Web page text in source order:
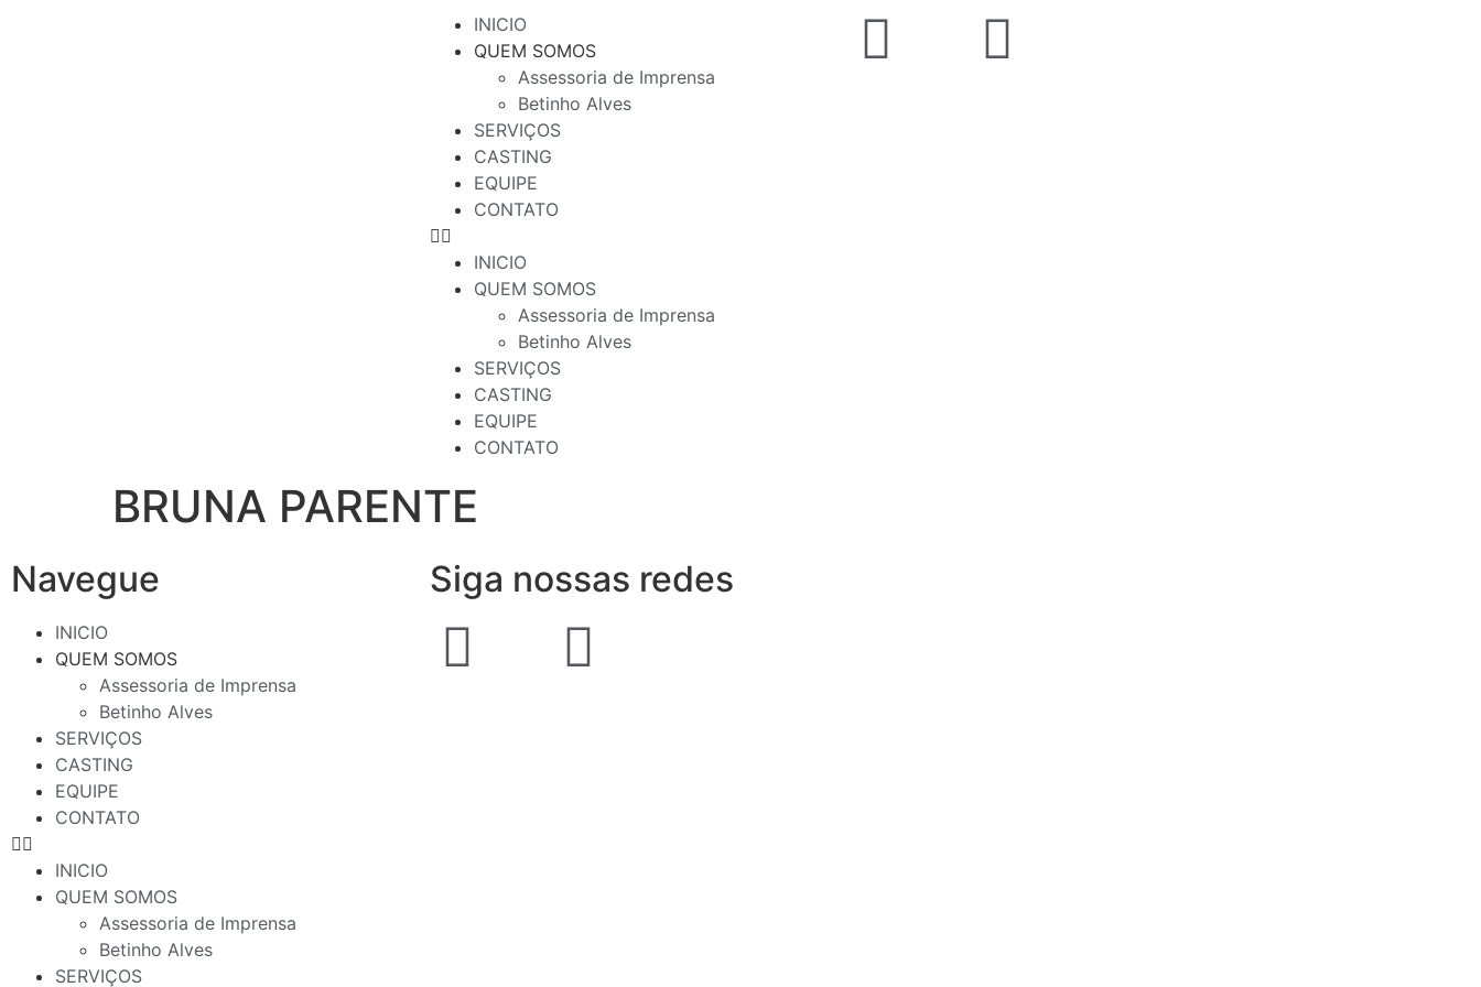
INICIO
QUEM SOMOS
Assessoria de Imprensa
Betinho Alves
SERVIÇOS
CASTING
EQUIPE
CONTATO
INICIO
QUEM SOMOS
Assessoria de Imprensa
Betinho Alves
SERVIÇOS
CASTING
EQUIPE
CONTATO
BRUNA PARENTE
Navegue
INICIO
QUEM SOMOS
Assessoria de Imprensa
Betinho Alves
SERVIÇOS
CASTING
EQUIPE
CONTATO
INICIO
QUEM SOMOS
Assessoria de Imprensa
Betinho Alves
SERVIÇOS
Siga nossas redes